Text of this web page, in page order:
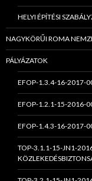
HELYI ÉPÍTÉSI
NAGYKÖRŰI ROMA
PÁLYÁZATOK
EFOP-1.3.4-16-2017-
EFOP-1.2.1-15-2016-
EFOP-1.4.3-16-2017-
TOP-3.1.1-15-JN1-